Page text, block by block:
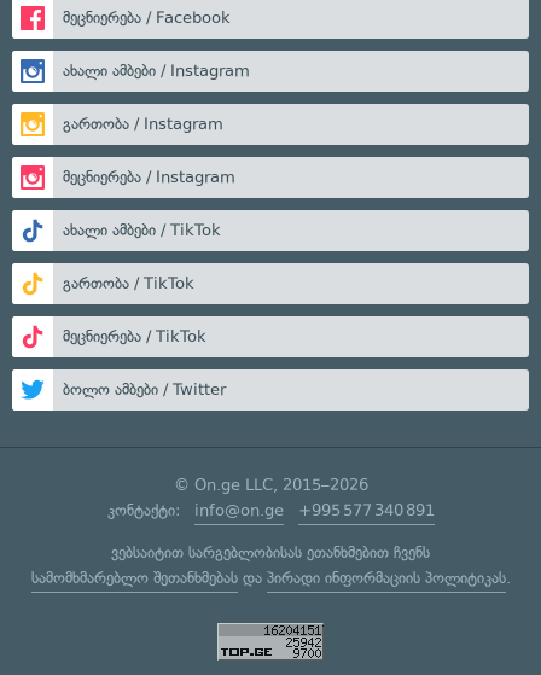
მეცნიერება / Facebook
ახალი ამბები / Instagram
გართობა / Instagram
მეცნიერება / Instagram
ახალი ამბები / TikTok
გართობა / TikTok
მეცნიერება / TikTok
ბოლო ამბები / Twitter
© On.ge LLC, 2015–2026
კონტაქტი: info@on.ge +995 577 340 891
ვებსაიტით სარგებლობისას ეთანხმებით ჩვენს
სამომხმარებლო შეთანხმებასდა პირადი ინფორმაციის პოლიტიკას.